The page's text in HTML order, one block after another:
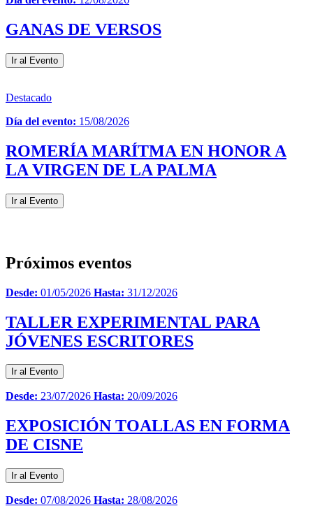
GANAS DE VERSOS
Ir al Evento
Destacado
Día del evento: 15/08/2026
ROMERÍA MARÍTMA EN HONOR A
LA VIRGEN DE LA PALMA
Ir al Evento
Próximos eventos
Desde: 01/05/2026 Hasta: 31/12/2026
TALLER EXPERIMENTAL PARA
JÓVENES ESCRITORES
Ir al Evento
Desde: 23/07/2026 Hasta: 20/09/2026
EXPOSICIÓN TOALLAS EN FORMA
DE CISNE
Ir al Evento
Desde: 07/08/2026 Hasta: 28/08/2026